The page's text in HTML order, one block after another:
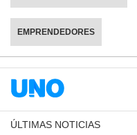
EMPRENDEDORES
ÚLTIMAS NOTICIAS